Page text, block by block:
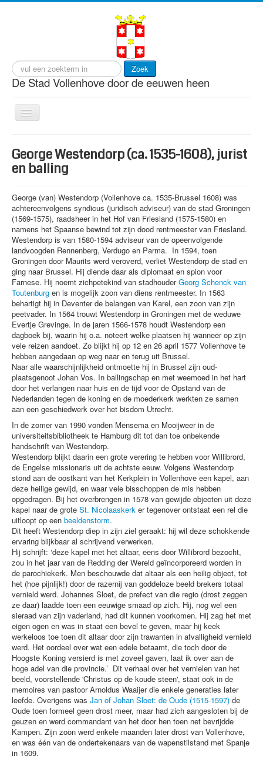
Zoek
De Stad Vollenhove door de eeuwen heen
Toggle
Navigation
cultuur
gebouwen
personen
visserij
wonen
werken
reactie
George Westendorp (ca. 1535-1608), jurist
en balling
George (van) Westendorp (Vollenhove ca. 1535-Brussel 1608) was
achtereenvolgens syndicus (juridisch adviseur) van de stad Groningen
(1569-1575), raadsheer in het Hof van Friesland (1575-1580) en
namens het Spaanse bewind tot zijn dood rentmeester van Friesland.
Westendorp is van 1580-1594 adviseur van de opeenvolgende
landvoogden Rennenberg, Verdugo en Parma. In 1594, toen
Groningen door Maurits werd veroverd, verliet Westendorp de stad en
ging naar Brussel. Hij diende daar als diplomaat en spion voor
Farnese. Hij noemt zichpetekind van stadhouderGeorg Schenck van
Toutenburg en is mogelijk zoon van diens rentmeester. In 1563
behartigt hij in Deventer de belangen van Karel, een zoon van zijn
peetvader. In 1564 trouwt Westendorp in Groningen met de weduwe
Evertje Grevinge. In de jaren 1566-1578 houdt Westendorp een
dagboek bij, waarin hij o.a. noteert welke plaatsen hij wanneer op zijn
vele reizen aandoet. Zo blijkt hij op 12 en 26 april 1577 Vollenhove te
hebben aangedaan op weg naar en terug uit Brussel.
Naar alle waarschijnlijkheid ontmoette hij in Brussel zijn oud-
plaatsgenoot Johan Vos. In ballingschap en met weemoed in het hart
door het verlangen naar huis en de tijd voor de Opstand van de
Nederlanden tegen de koning en de moederkerk werkten ze samen
aan een geschiedwerk over het bisdom Utrecht.
In de zomer van 1990 vonden Mensema en Mooijweer in de
universiteitsbibliotheek te Hamburg dit tot dan toe onbekende
handschrift van Westendorp.
Westendorp blijkt daarin een grote verering te hebben voor Willibrord,
de Engelse missionaris uit de achtste eeuw. Volgens Westendorp
stond aan de oostkant van het Kerkplein in Vollenhove een kapel, aan
deze heilige gewijd, en waar vele bisschoppen de mis hebben
opgedragen. Bij het overbrengen in 1578 van gewijde objecten uit deze
kapel naar de grote St. Nicolaaskerk er tegenover ontstaat een rel die
uitloopt op een beeldenstorm.
Dit heeft Westendorp diep in zijn ziel geraakt: hij wil deze schokkende
ervaring blijkbaar al schrijvend verwerken.
Hij schrijft: ‘deze kapel met het altaar, eens door Willibrord bezocht,
zou in het jaar van de Redding der Wereld geïncorporeerd worden in
de parochiekerk. Men beschouwde dat altaar als een heilig object, tot
het (hoe pijnlijk!) door de razernij van goddeloze beeld brekers totaal
vernield werd. Johannes Sloet, de prefect van die regio (drost zeggen
ze daar) laadde toen een eeuwige smaad op zich. Hij, nog wel een
sieraad van zijn vaderland, had dit kunnen voorkomen. Hij zag het met
eigen ogen en was in staat een bevel te geven, maar hij keek
werkeloos toe toen dit altaar door zijn trawanten in afvalligheid vernield
werd. Het oordeel over wat een edele betaamt, die toch door de
Hoogste Koning versierd is met zoveel gaven, laat ik over aan de
hoge adel van die provincie.’ Dit verhaal over het vernielen van het
beeld, voorstellende 'Christus op de koude steen', staat ook in de
memoires van pastoor Arnoldus Waaijer die enkele generaties later
leefde. Overigens was Jan of Johan Sloet: de Oude (1515-1597) de
Oude toen formeel geen drost meer, maar had zich aangesloten bij de
geuzen en werd commandant van het door hen toen net bevrijdde
Kampen. Zijn zoon werd enkele maanden later drost van Vollenhove,
en was één van de ondertekenaars van de wapenstilstand met Spanje
in 1609.